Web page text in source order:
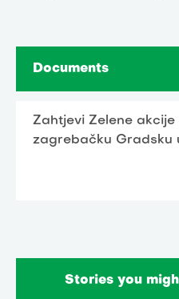
Documents
Zahtjevi Zelene
zagrebačku Gradsku
Stories you